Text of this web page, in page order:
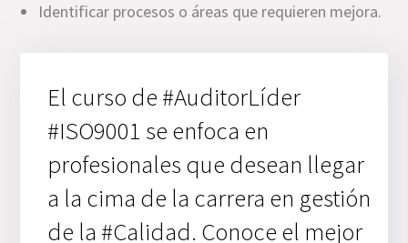
Identificar procesos o áreas que requieren mejora.
El curso de #AuditorLíder
#ISO9001 se enfoca en
profesionales que desean llegar
a la cima de la carrera en gestión
de la #Calidad. Conoce el mejor